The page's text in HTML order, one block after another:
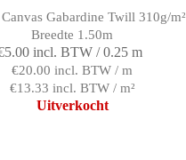
Gabardine Twill 310g/m²
Breedte 1.50m
incl. BTW / 0.25 m
€20.00 incl. BTW / m
€13.33 incl. BTW / m²
Uitverkocht